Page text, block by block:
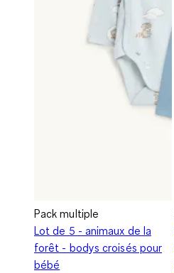
Pack multiple
Lot de 5 - animaux de la
forêt - bodys croisés pour
bébé